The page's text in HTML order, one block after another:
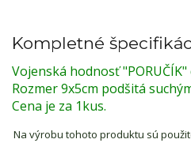
Kompletné
Vojenská hodnosť
Rozmer 9x5cm podšitá
Cena je za 1kus.
Na výrobu tohoto produktu sú